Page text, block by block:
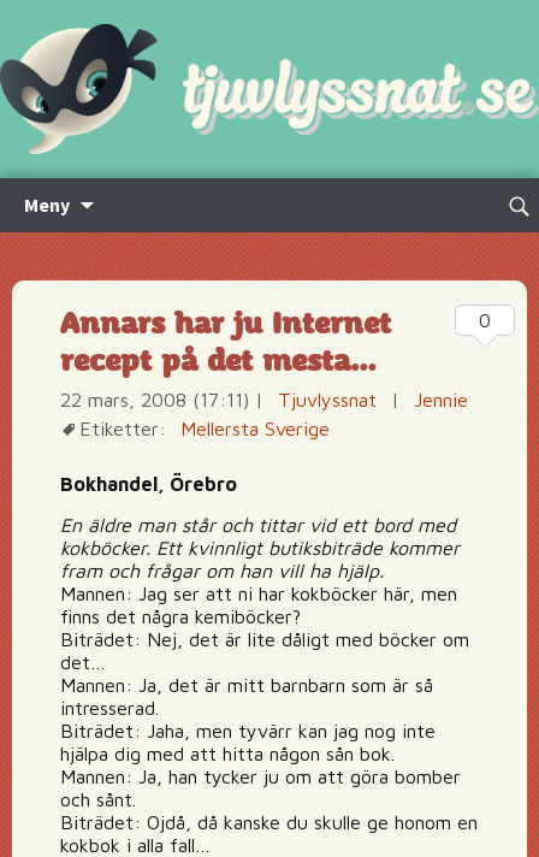
Meny
innehåll
Sök
Annars har ju Internet
recept på det mesta…
22 mars, 2008 (17:11) | Tjuvlyssnat |
Jennie
Etiketter:
Mellersta Sverige
Bokhandel, Örebro
En äldre man står och tittar vid ett bord med
kokböcker. Ett kvinnligt butiksbiträde kommer
fram och frågar om han vill ha hjälp.
Mannen: Jag ser att ni har kokböcker här, men
finns det några kemiböcker?
Biträdet: Nej, det är lite dåligt med böcker om
det…
Mannen: Ja, det är mitt barnbarn som är så
intresserad.
Biträdet: Jaha, men tyvärr kan jag nog inte
hjälpa dig med att hitta någon sån bok.
Mannen: Ja, han tycker ju om att göra bomber
och sånt.
Biträdet: Ojdå, då kanske du skulle ge honom en
kokbok i alla fall…
0